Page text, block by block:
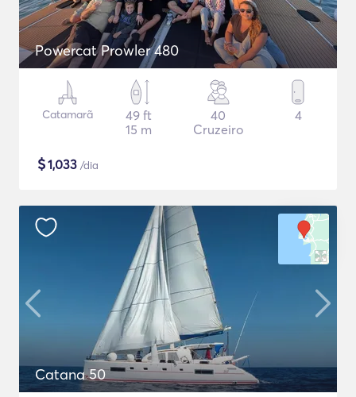
Powercat Prowler 480
Catamarã
49 ft
15 m
40
Cruzeiro
4
$1,033 /dia
Catana 50